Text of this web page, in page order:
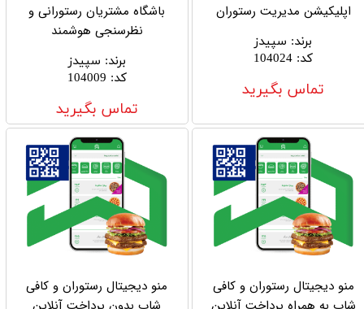
اپلیکیشن مدیریت رستوران
برند: سپیدز
کد:
104024
تماس بگیرید
باشگاه مشتریان رستورانی و
نظرسنجی هوشمند
برند: سپیدز
کد:
104009
تماس بگیرید
منو دیجیتال رستوران و کافی
منو دیجیتال رستوران و کافی